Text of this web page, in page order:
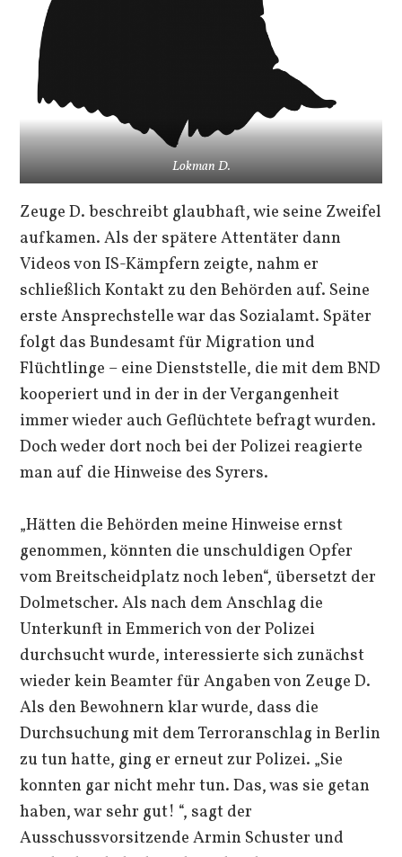
Lokman D.
Zeuge D. beschreibt glaubhaft, wie seine Zweifel
aufkamen. Als der spätere Attentäter dann
Videos von IS-Kämpfern zeigte, nahm er
schließlich Kontakt zu den Behörden auf. Seine
erste Ansprechstelle war das Sozialamt. Später
folgt das Bundesamt für Migration und
Flüchtlinge – eine Dienststelle, die mit dem BND
kooperiert und in der in der Vergangenheit
immer wieder auch Geflüchtete befragt wurden.
Doch weder dort noch bei der Polizei reagierte
man auf die Hinweise des Syrers.
„Hätten die Behörden meine Hinweise ernst
genommen, könnten die unschuldigen Opfer
vom Breitscheidplatz noch leben“, übersetzt der
Dolmetscher. Als nach dem Anschlag die
Unterkunft in Emmerich von der Polizei
durchsucht wurde, interessierte sich zunächst
wieder kein Beamter für Angaben von Zeuge D.
Als den Bewohnern klar wurde, dass die
Durchsuchung mit dem Terroranschlag in Berlin
zu tun hatte, ging er erneut zur Polizei. „Sie
konnten gar nicht mehr tun. Das, was sie getan
haben, war sehr gut! “, sagt der
Ausschussvorsitzende Armin Schuster und